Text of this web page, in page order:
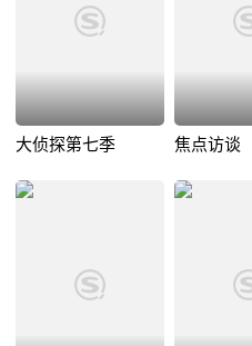
大侦探第七季 焦点访谈